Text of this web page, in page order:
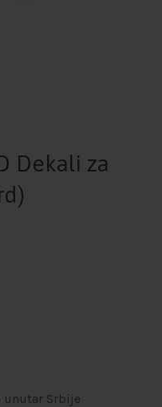
Dekali za
unutar Srbije